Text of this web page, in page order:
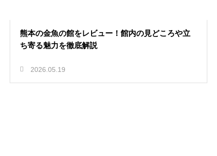
熊本の金魚の館をレビュー！館内の見どころや立
ち寄る魅力を徹底解説
2026.05.19